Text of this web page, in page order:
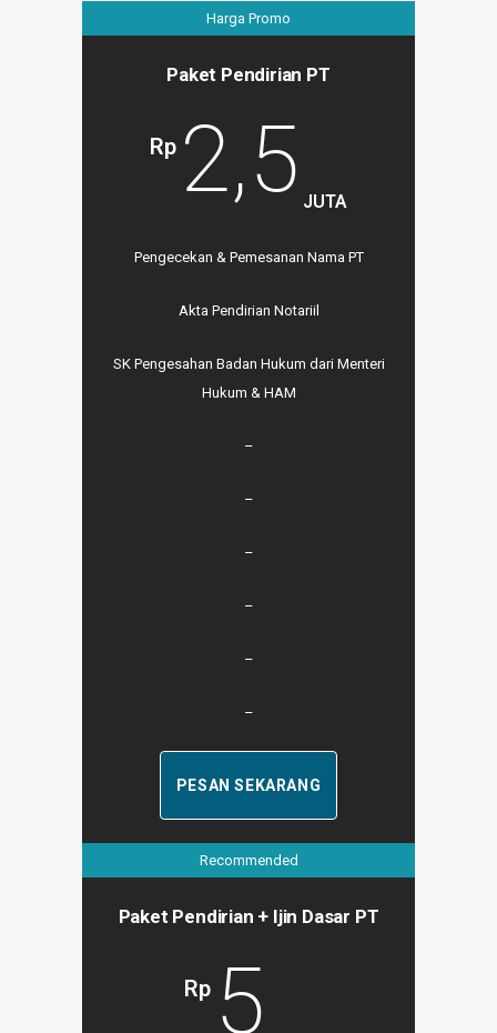
Harga Promo
Paket Pendirian PT
Rp 2,5 JUTA
Pengecekan & Pemesanan Nama PT
Akta Pendirian Notariil
SK Pengesahan Badan Hukum dari Menteri
Hukum & HAM
–
–
–
–
–
–
PESAN SEKARANG
Recommended
Paket Pendirian + Ijin Dasar PT
Rp 5